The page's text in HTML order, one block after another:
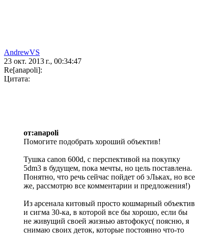
AndrewVS
23 окт. 2013 г., 00:34:47
Re[anapoli]:
Цитата:
от:anapoli
Помогите подобрать хороший объектив!
Тушка саnon 600d, с перспективой на покупку
5dm3 в будущем, пока мечты, но цель поставлена.
Понятно, что речь сейчас пойдет об эЛьках, но все
же, рассмотрю все комментарии и предложения!)
Из арсенала китовый просто кошмарный объектив
и сигма 30-ка, в которой все бы хорошо, если бы
не живущий своей жизнью автофокус( поясню, я
снимаю своих деток, которые постоянно что-то